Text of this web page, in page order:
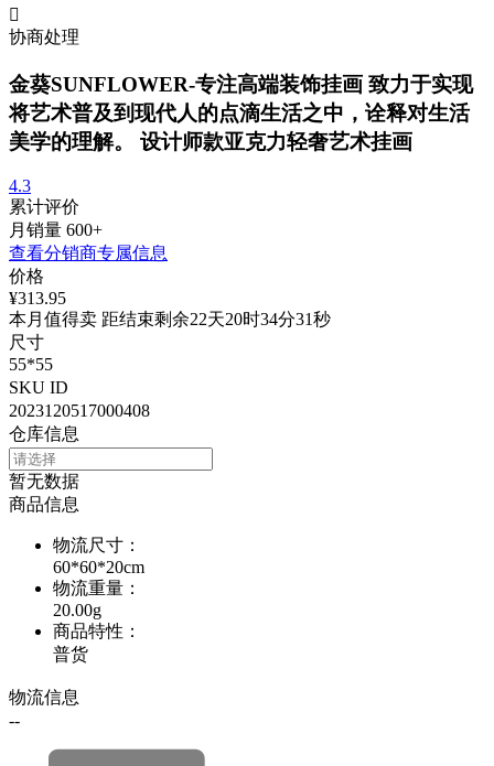

协商处理
金葵SUNFLOWER-专注高端装饰挂画 致力于实现
将艺术普及到现代人的点滴生活之中，诠释对生活
美学的理解。 设计师款亚克力轻奢艺术挂画
4.3
累计评价
月销量 600+
查看分销商专属信息
价格
¥313.95
本月值得卖 距结束剩余22天20时34分31秒
尺寸
55*55
SKU ID
2023120517000408
仓库信息
暂无数据
商品信息
物流尺寸 ：
60*60*20cm
物流重量 ：
20.00g
商品特性 ：
普货
物流信息
--